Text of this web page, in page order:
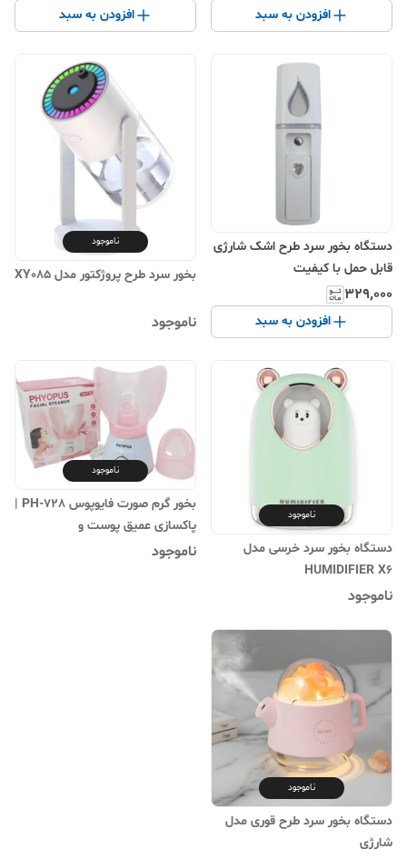
افزودن به سبد افزودن به سبد
دستگاه بخور سرد طرح اشک شارژی
قابل حمل با کیفیت
۳۲۹٬۰۰۰
افزودن به سبد
ناموجود
بخور سرد طرح پروژکتور مدل XY085
ناموجود
ناموجود
دستگاه بخور سرد خرسی مدل
HUMIDIFIER X6
ناموجود
ناموجود
بخور گرم صورت فایوپوس PH-728 |
پاکسازی عمیق پوست و
مرطوب‌کننده
ناموجود
ناموجود
دستگاه بخور سرد طرح قوری مدل
شارژی